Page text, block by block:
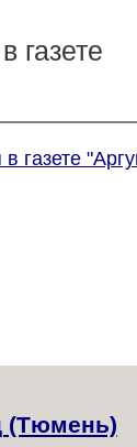
газете
газете
(Тюмень)